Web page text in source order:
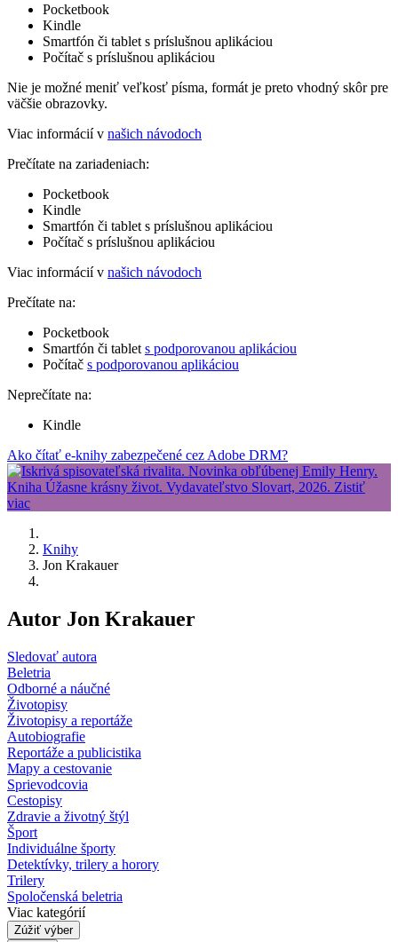
Pocketbook
Kindle
Smartfón či tablet s príslušnou aplikáciou
Počítač s príslušnou aplikáciou
Nie je možné meniť veľkosť písma, formát je preto vhodný skôr pre
väčšie obrazovky.
Viac informácií v našich návodoch
Prečítate na zariadeniach:
Pocketbook
Kindle
Smartfón či tablet s príslušnou aplikáciou
Počítač s príslušnou aplikáciou
Viac informácií v našich návodoch
Prečítate na:
Pocketbook
Smartfón či tablet s podporovanou aplikáciou
Počítač s podporovanou aplikáciou
Neprečítate na:
Kindle
Ako čítať e-knihy zabezpečené cez Adobe DRM?
Knihy
Jon Krakauer
Autor Jon Krakauer
Sledovať autora
Beletria
Odborné a náučné
Životopisy
Životopisy a reportáže
Autobiografie
Reportáže a publicistika
Mapy a cestovanie
Sprievodcovia
Cestopisy
Zdravie a životný štýl
Šport
Individuálne športy
Detektívky, trilery a horory
Trilery
Spoločenská beletria
Viac kategórií
Zúžiť výber